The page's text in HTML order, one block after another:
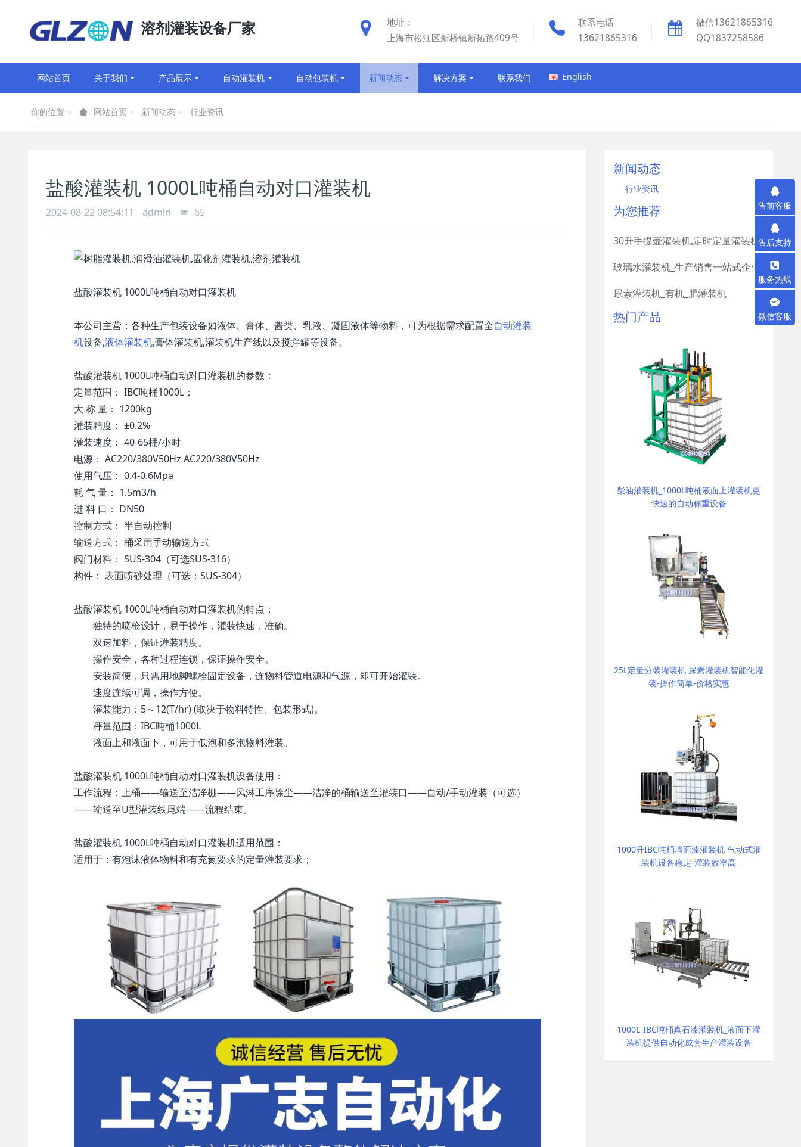
地址：
上海市松江区新桥镇新拓路409号
联系电话
13621865316
微信13621865316
QQ1837258586
溶剂灌装设备厂家
网站首页 关于我们 产品展示 自动灌装机 自动包装机 新闻动态 解决方案 联系我们 English
你的位置 网站首页 新闻动态 行业资讯
盐酸灌装机 1000L吨桶自动对口灌装机
2024-08-22 08:54:11 admin 65
盐酸灌装机 1000L吨桶自动对口灌装机
本公司主营：各种生产包装设备如液体、膏体、酱类、乳液、凝固液体等物料，可为根据需求配置全自动灌装
机设备,液体灌装机,膏体灌装机,灌装机生产线以及搅拌罐等设备。
盐酸灌装机 1000L吨桶自动对口灌装机的参数：
定量范围： IBC吨桶1000L；
大 称 量： 1200kg
灌装精度： ±0.2%
灌装速度： 40-65桶/小时
电源： AC220/380V50Hz AC220/380V50Hz
使用气压： 0.4-0.6Mpa
耗 气 量： 1.5m3/h
进 料 口： DN50
控制方式： 半自动控制
输送方式： 桶采用手动输送方式
阀门材料： SUS-304（可选SUS-316）
构件： 表面喷砂处理（可选：SUS-304）
盐酸灌装机 1000L吨桶自动对口灌装机的特点：
独特的喷枪设计，易于操作，灌装快速，准确。
双速加料，保证灌装精度。
操作安全，各种过程连锁，保证操作安全。
安装简便，只需用地脚螺栓固定设备，连物料管道电源和气源，即可开始灌装。
速度连续可调，操作方便。
灌装能力：5～12(T/hr) (取决于物料特性、包装形式)。
秤量范围：IBC吨桶1000L
液面上和液面下，可用于低泡和多泡物料灌装。
盐酸灌装机 1000L吨桶自动对口灌装机设备使用：
工作流程：上桶——输送至洁净棚——风淋工序除尘——洁净的桶输送至灌装口——自动/手动灌装（可选）
——输送至U型灌装线尾端——流程结束。
盐酸灌装机 1000L吨桶自动对口灌装机适用范围：
适用于：有泡沫液体物料和有充氮要求的定量灌装要求；
新闻动态
行业资讯
为您推荐
30升手提壶灌装机,定时定量灌装机
玻璃水灌装机_生产销售一站式企业
尿素灌装机_有机_肥灌装机
热门产品
柴油灌装机_1000L吨桶液面上灌装机更
快速的自动称重设备
25L定量分装灌装机 尿素灌装机智能化灌
装-操作简单-价格实惠
1000升IBC吨桶墙面漆灌装机-气动式灌
装机设备稳定-灌装效率高
1000L-IBC吨桶真石漆灌装机_液面下灌
装机提供自动化成套生产灌装设备
售前客服
售后支持
服务热线
微信客服